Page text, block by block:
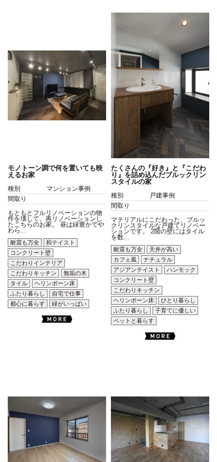
モノトーン調で何を置いても映
えるお家
種別
マンション事例
間取り
もともとフルリノベーションの物
件を壊して、再リノベーションし
たこちらのお家。 昼は緑豊かでや
わら...
耐震も万全
和テイスト
コンクリート壁
こだわりインテリア
こだわりキッチン
無垢の木
タイル
ヘリンボーン床
ふたり暮らし
自宅で仕事
都心に暮らす
緑がいっぱい
たくさんの『好き』と『こだわ
り』を詰め込んだブルックリン
スタイルの家
種別
戸建事例
間取り
マテリアルにこだわった、ブルッ
クリンスタイルな戸建てリノベー
ションです。 2階の壁にはタイル
を数...
耐震も万全
天井が高い
カフェ風
ナチュラル
アジアンテイスト
ハンモック
コンクリート壁
こだわりキッチン
ヘリンボーン床
ひとり暮らし
ふたり暮らし
子育てに優しい
ペットと暮らす